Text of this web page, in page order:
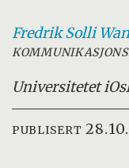
Fredrik Solli
Universitetet i
PUBLISERT